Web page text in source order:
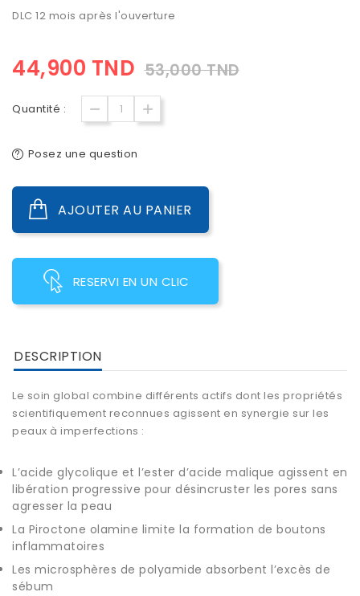
DLC 12 mois après l'ouverture
44,900 TND 53,000 TND
Quantité :
Posez une question
AJOUTER AU PANIER
RESERVI EN UN CLIC
DESCRIPTION
Le soin global combine différents actifs dont les propriétés
scientifiquement reconnues agissent en synergie sur les
peaux à imperfections :
L’acide glycolique et l’ester d’acide malique agissent en
libération progressive pour désincruster les pores sans
agresser la peau
La Piroctone olamine limite la formation de boutons
inflammatoires
Les microsphères de polyamide absorbent l’excès de
sébum